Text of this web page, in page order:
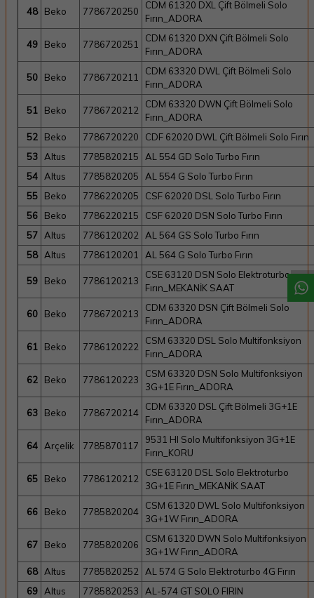
W
h
a
t
a
p
p
D
e
s
t
e
H
a
t
t
48 Beko 7786720250
CDM 61320 DXL Çift Bölmeli Solo
Fırın_ADORA
49 Beko 7786720251
CDM 61320 DXN Çift Bölmeli Solo
Fırın_ADORA
50 Beko 7786720211
CDM 63320 DWL Çift Bölmeli Solo
Fırın_ADORA
51 Beko 7786720212
CDM 63320 DWN Çift Bölmeli Solo
Fırın_ADORA
52
Beko 7786720220
CDF 62020 DWL Çift Bölmeli Solo Fırın
53 Altus 7785820215
AL 554 GD Solo Turbo Fırın
54 Altus 7785820205
AL 554 G Solo Turbo Fırın
55
Beko 7786220205
CSF 62020 DSL Solo Turbo Fırın
56
Beko 7786220215
CSF 62020 DSN Solo Turbo Fırın
57 Altus 7786120202 AL 564 GS Solo Turbo Fırın
58 Altus 7786120201 AL 564 G Solo Turbo Fırın
59 Beko 7786120213
CSE 63120 DSN Solo Elektroturbo
Fırın_MEKANİK SAAT
60 Beko 7786720213
CDM 63320 DSN Çift Bölmeli Solo
Fırın_ADORA
61 Beko 7786120222
CSM 63320 DSL Solo Multifonksiyon
Fırın_ADORA
62 Beko 7786120223
CSM 63320 DSN Solo Multifonksiyon
3G+1E Fırın_ADORA
63 Beko 7786720214
CDM 63320 DSL Çift Bölmeli 3G+1E
Fırın_ADORA
64 Arçelik 7785870117
9531 HI Solo Multifonksiyon 3G+1E
Fırın_KORU
65 Beko 7786120212
CSE 63120 DSL Solo Elektroturbo
3G+1E Fırın_MEKANİK SAAT
66 Beko 7785820204
CSM 61320 DWL Solo Multifonksiyon
3G+1W Fırın_ADORA
67 Beko 7785820206
CSM 61320 DWN Solo Multifonksiyon
3G+1W Fırın_ADORA
68 Altus 7785820252 AL 574 G Solo Elektroturbo 4G Fırın
69 Altus 7785820253 AL-574 GT SOLO FIRIN